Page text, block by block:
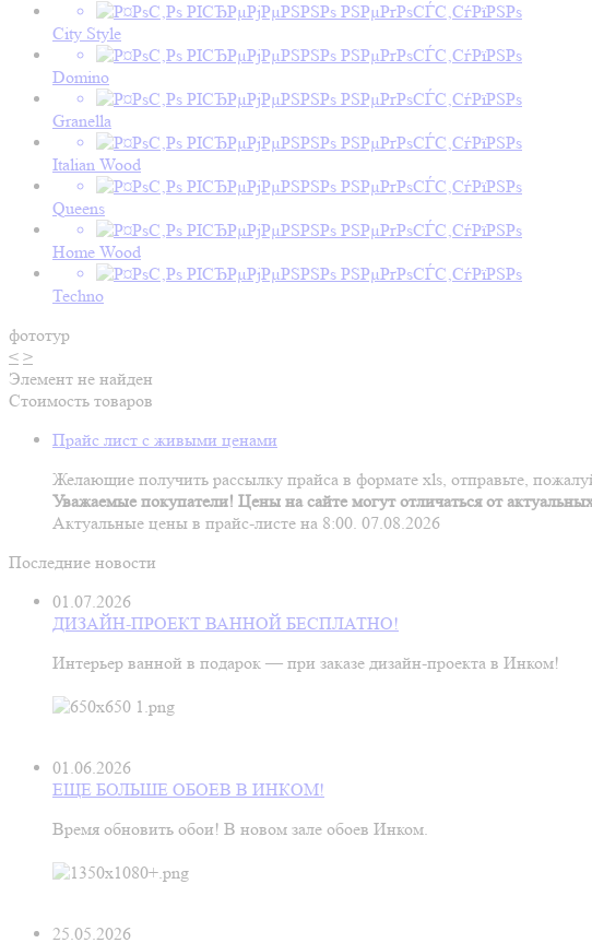
City Style
Domino
Granella
Italian Wood
Queens
Home Wood
Techno
фототур
< >
Элемент не найден
Стоимость товаров
Прайс лист с живыми ценами
Желающие получить рассылку прайса в формате xls, отправьте,
Уважаемые покупатели! Цены на сайте могут отличаться от
Актуальные цены в прайс-листе на 8:00. 07.08.2026
Последние новости
01.07.2026
ДИЗАЙН-ПРОЕКТ ВАННОЙ БЕСПЛАТНО!
Интерьер ванной в подарок — при заказе дизайн‑проекта в Инком!
01.06.2026
ЕЩЕ БОЛЬШЕ ОБОЕВ В ИНКОМ!
Время обновить обои! В новом зале обоев Инком.
25.05.2026